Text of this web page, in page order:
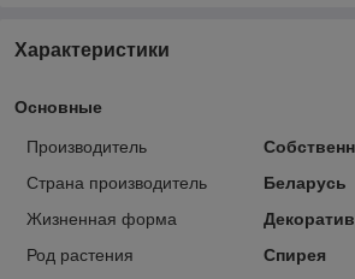
Характеристики
Основные
Производитель
Страна производитель
Беларусь
Жизненная форма
Род растения
Спирея